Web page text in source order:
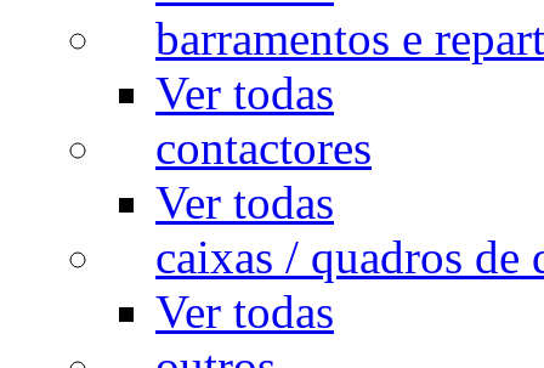
barramentos e
Ver todas
contactores
Ver todas
caixas / quadros de
Ver todas